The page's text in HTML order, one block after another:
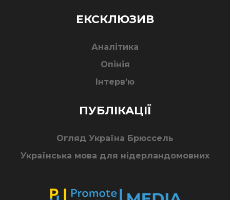
ЕКСКЛЮЗИВ
Аналітика
Опінія
Інтерв’ю
ПУБЛІКАЦІЇ
Огляд Україна Брюссель
Українська мова для нідерландомовних